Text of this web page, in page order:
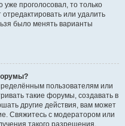
уже проголосовал, то только
или удалить
было менять варианты
пользователям или
такие форумы, создавать в
другие действия, вам может
Свяжитесь с модератором или
такого разрешения.